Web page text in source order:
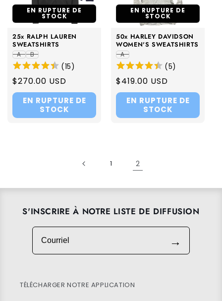
EN RUPTURE DE
STOCK
25x RALPH LAUREN
SWEATSHIRTS
A B
(15)
Regular
price
$270.00 USD
EN RUPTURE DE
STOCK
EN RUPTURE DE
STOCK
50x HARLEY DAVIDSON
WOMEN'S SWEATSHIRTS
A
(5)
Regular
price
$419.00 USD
EN RUPTURE DE
STOCK
1 2
S'INSCRIRE À NOTRE LISTE DE DIFFUSION
Courriel
→
TÉLÉCHARGER NOTRE APPLICATION